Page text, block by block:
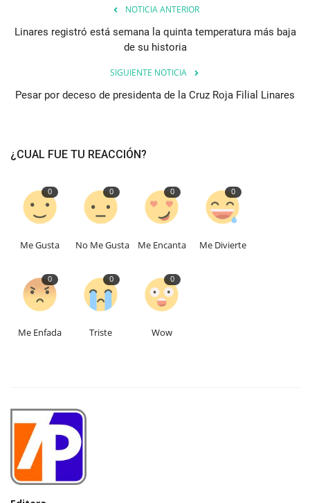
NOTICIA ANTERIOR
Linares registró está semana la quinta temperatura más baja
de su historia
SIGUIENTE NOTICIA
Pesar por deceso de presidenta de la Cruz Roja Filial Linares
¿CUAL FUE TU REACCIÓN?
0
Me Gusta
0
No Me Gusta
0
Me Encanta
0
Me Divierte
0
Me Enfada
0
Triste
0
Wow